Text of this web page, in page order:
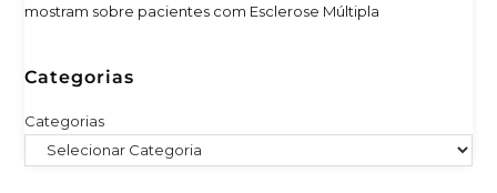
mostram sobre pacientes com Esclerose Múltipla
Categorias
Categorias